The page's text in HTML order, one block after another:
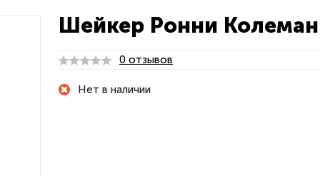
Шейкер Ронни
0 отзывов
Нет в наличии